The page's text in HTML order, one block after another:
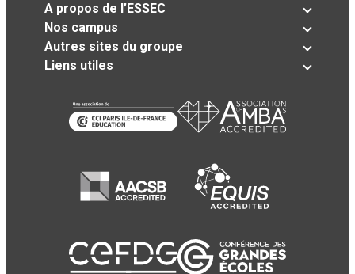
A propos de l’ESSEC
Nos campus
Autres sites du groupe
Liens utiles